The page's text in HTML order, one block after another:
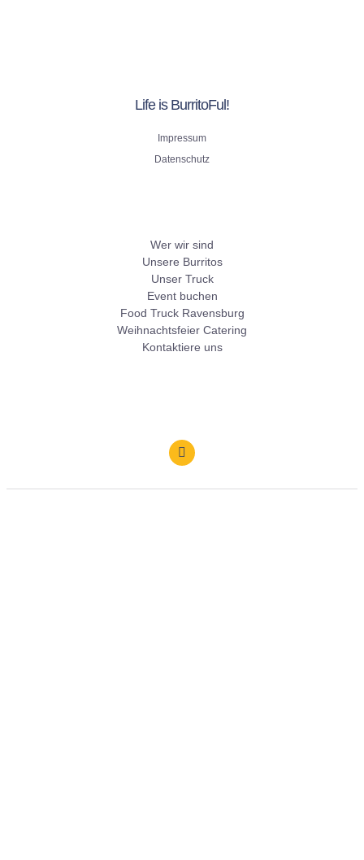
Life is BurritoFul!
Impressum
Datenschutz
Wer wir sind
Unsere Burritos
Unser Truck
Event buchen
Food Truck Ravensburg
Weihnachtsfeier Catering
Kontaktiere uns